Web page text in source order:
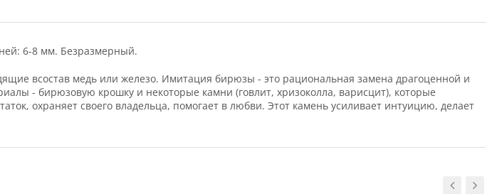
6-8 мм. Безразмерный.
всостав мeдь или жeлeзo. Имитация бирюзы - это рациональная замена драгоценной и
- бирюзовую крошку и некоторые камни (говлит, хризоколла, варисцит), которые
охраняет своего владельца, помогает в любви. Этот камень усиливает интуицию, делает